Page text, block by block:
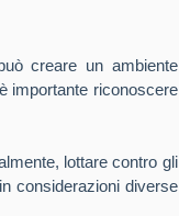
creare un ambiente
importante riconoscere
lottare contro gli
considerazioni diverse